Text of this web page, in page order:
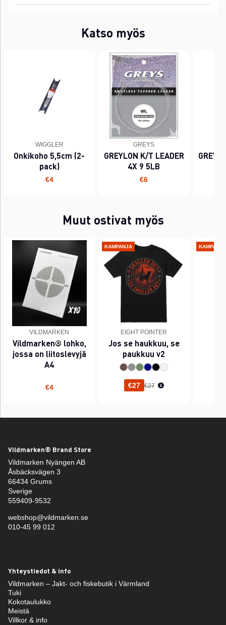
Katso myös
WIGGLER
Onkikoho 5,5cm (2-
pack)
€4
GREYS
GREYLON K/T LEADER
4X 9 5LB
€6
Muut ostivat myös
VILDMARKEN
Vildmarken® lohko,
jossa on liitoslevyjä
A4
€4
KAMPANJA
EIGHT POINTER
Jos se haukkuu, se
paukkuu v2
€27 Normaali hinta
€27
Vildmarken® Brand Store
Vildmarken Nyängen AB
Åsbäcksvägen 3
66434 Grums
Sverige
559409-9532
webshop@vildmarken.se
010-45 99 012
Yhteystiedot & info
Vildmarken – Jakt- och fiskebutik i Värmland
Tuki
Kokotaulukko
Meistä
Villkor & info